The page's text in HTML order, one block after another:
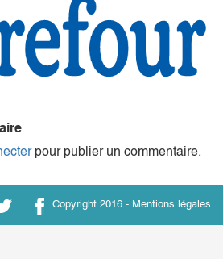
pour publier un commentaire.
Copyright 2016 - Mentions légales